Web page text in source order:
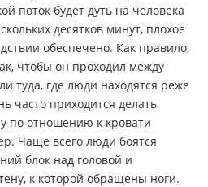
поток будет дуть на человека
десятков минут, плохое
обеспечено. Как правило,
чтобы он проходил между
туда, где люди находятся реже
часто приходится делать
по отношению к кровати
Чаще всего люди боятся
блок над головой и
к которой обращены ноги.